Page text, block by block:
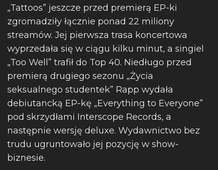
„Tattoos” jeszcze przed premierą EP-ki
zgromadziły łącznie ponad 22 miliony
streamów. Jej pierwsza trasa koncertowa
wyprzedała się w ciągu kilku minut, a singiel
„Too Well” trafił do Top 40. Niedługo przed
premierą drugiego sezonu „Życia
seksualnego studentek” Rapp wydała
debiutancką EP-kę „Everything to Everyone”
pod skrzydłami Interscope Records, a
następnie wersję deluxe. Wydawnictwo bez
trudu ugruntowało jej pozycję w show-
biznesie.